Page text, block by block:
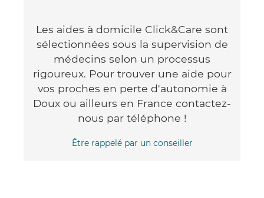
Les aides à domicile Click&Care sont
sélectionnées sous la supervision de
médecins selon un processus
rigoureux. Pour trouver une aide pour
vos proches en perte d'autonomie à
Doux ou ailleurs en France contactez-
nous par téléphone !
Être rappelé par un conseiller